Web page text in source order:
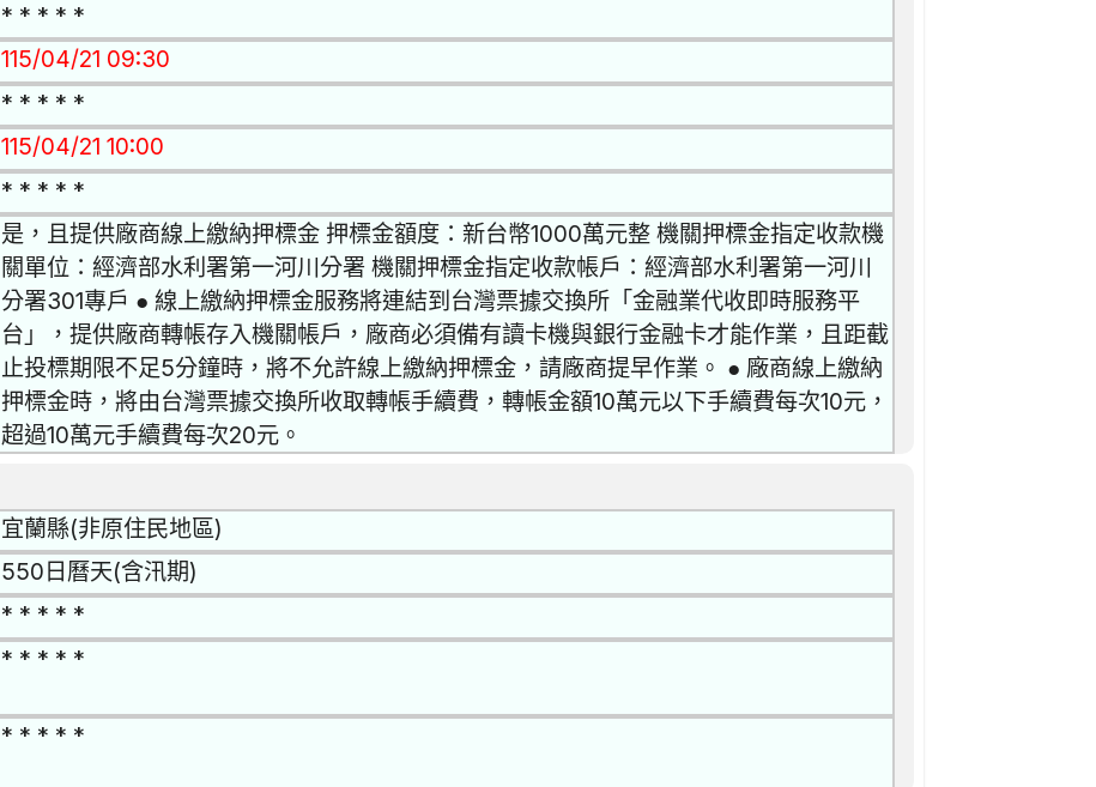
* * * * *
115/04/21 09:30
* * * * *
115/04/21 10:00
* * * * *
是，且提供廠商線上繳納押標金 押標金額度：新台幣1000萬元整 機關押標金指定收款機
關單位：經濟部水利署第一河川分署 機關押標金指定收款帳戶：經濟部水利署第一河川
分署301專戶 ● 線上繳納押標金服務將連結到台灣票據交換所「金融業代收即時服務平
台」，提供廠商轉帳存入機關帳戶，廠商必須備有讀卡機與銀行金融卡才能作業，且距截
止投標期限不足5分鐘時，將不允許線上繳納押標金，請廠商提早作業。 ● 廠商線上繳納
押標金時，將由台灣票據交換所收取轉帳手續費，轉帳金額10萬元以下手續費每次10元，
超過10萬元手續費每次20元。
宜蘭縣(非原住民地區)
550日曆天(含汛期)
* * * * *
* * * * *
* * * * *